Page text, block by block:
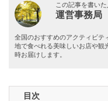
この記事を書いた
運営事務局
全国のおすすめのアクティビテ
地で食べれる美味しいお店や観
時お届けします。
目次